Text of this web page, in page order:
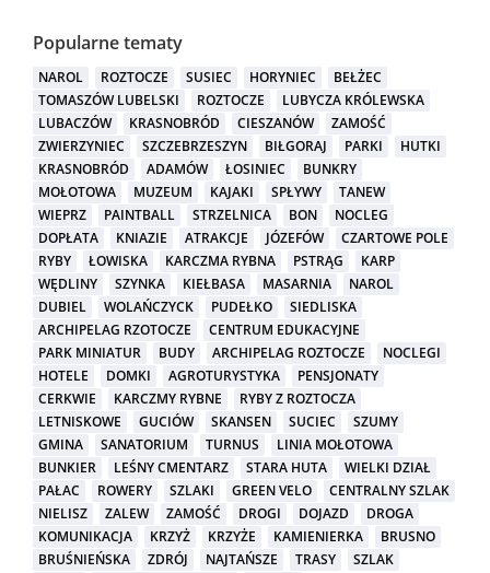
Popularne tematy
NAROL ROZTOCZE SUSIEC HORYNIEC
BEŁŻEC
TOMASZÓW LUBELSKI
ROZTOCZE
LUBYCZA KRÓLEWSKA
LUBACZÓW
KRASNOBRÓD CIESZANÓW
ZAMOŚĆ
ZWIERZYNIEC
SZCZEBRZESZYN BIŁGORAJ PARKI
HUTKI
KRASNOBRÓD
ADAMÓW ŁOSINIEC
BUNKRY
MOŁOTOWA
MUZEUM KAJAKI SPŁYWY
TANEW
WIEPRZ
PAINTBALL STRZELNICA BON
NOCLEG
DOPŁATA
KNIAZIE ATRAKCJE JÓZEFÓW
CZARTOWE POLE
RYBY
ŁOWISKA KARCZMA RYBNA PSTRĄG
KARP
WĘDLINY
SZYNKA KIEŁBASA MASARNIA
NAROL
DUBIEL
WOLAŃCZYCK PUDEŁKO
SIEDLISKA
ARCHIPELAG RZOTOCZE
CENTRUM EDUKACYJNE
PARK MINIATUR
BUDY ARCHIPELAG ROZTOCZE
NOCLEGI
HOTELE
DOMKI AGROTURYSTYKA
PENSJONATY
CERKWIE
KARCZMY RYBNE
RYBY Z ROZTOCZA
LETNISKOWE
GUCIÓW SKANSEN SUCIEC
SZUMY
GMINA
SANATORIUM TURNUS
LINIA MOŁOTOWA
BUNKIER
LEŚNY CMENTARZ STARA HUTA
WIELKI DZIAŁ
PAŁAC
ROWERY SZLAKI GREEN VELO
CENTRALNY SZLAK
NIELISZ
ZALEW ZAMOŚĆ DROGI DOJAZD
DROGA
KOMUNIKACJA
KRZYŻ KRZYŻE KAMIENIERKA
BRUSNO
BRUŚNIEŃSKA
ZDRÓJ NAJTAŃSZE TRASY
SZLAK